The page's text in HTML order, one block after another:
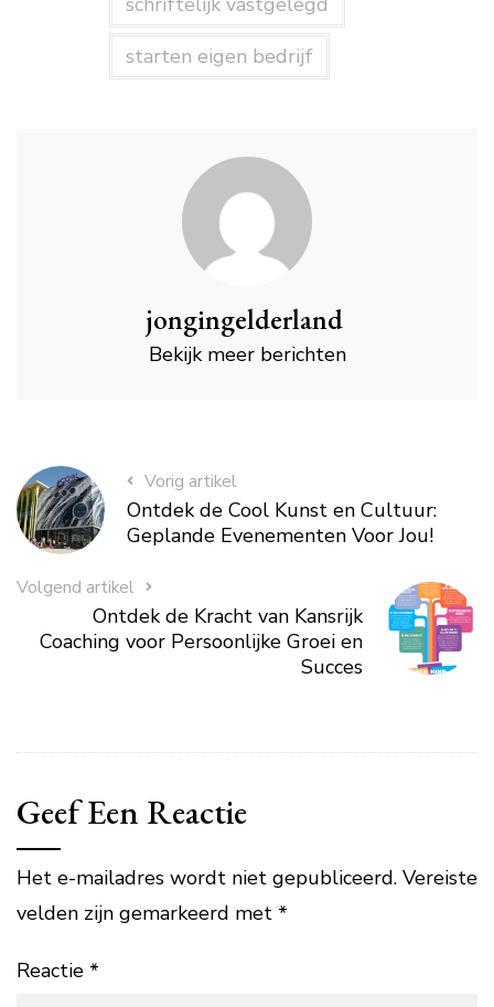
starten eigen bedrijf
jongingelderland
Bekijk meer berichten
Vorig artikel
Ontdek de Cool Kunst en Cultuur:
Geplande Evenementen Voor Jou!
Volgend artikel
Ontdek de Kracht van Kansrijk
Coaching voor Persoonlijke Groei en
Succes
Geef Een Reactie
Het e-mailadres wordt niet gepubliceerd. Vereiste
velden zijn gemarkeerd met *
Reactie *